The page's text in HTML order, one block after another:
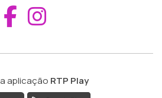
Aceder ao
aplicação RTP Play